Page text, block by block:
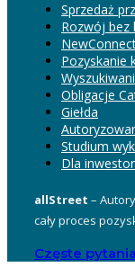
Sprzedaż
Rozwój bez
Pozyskanie
Obligacje
Giełda
Studium
Dla
allStreet –
cały proces
Częste